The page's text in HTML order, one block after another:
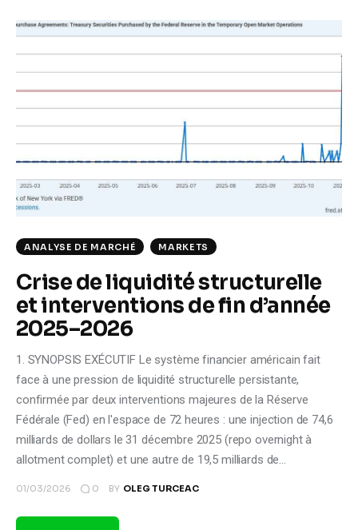
ANALYSE DE MARCHÉ MARKETS
Crise de liquidité structurelle
et interventions de fin d’année
2025–2026
1. SYNOPSIS EXÉCUTIF Le système financier américain fait
face à une pression de liquidité structurelle persistante,
confirmée par deux interventions majeures de la Réserve
Fédérale (Fed) en l'espace de 72 heures : une injection de 74,6
milliards de dollars le 31 décembre 2025 (repo overnight à
allotment complet) et une autre de 19,5 milliards de…
01/03/2026 0 BY OLEG TURCEAC